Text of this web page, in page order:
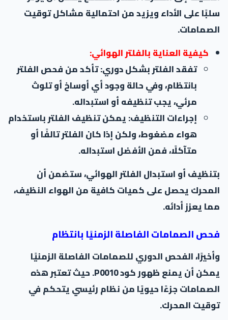
سلبًا على الأداء ويزيد من احتمالية مشاكل توقيت
الصمامات.
كيفية العناية بالفلتر الهوائي:
تفقد الفلتر بشكل دوري: تأكد من فحص الفلتر
بانتظام، وفي حالة وجود أي أوساخ أو تلوث
مرئي، يجب تنظيفه أو استبداله.
إجراءات التنظيف: يمكن تنظيف الفلتر باستخدام
هواء مضغوط، ولكن إذا كان الفلتر تالفًا أو
متآكلًا، فمن الأفضل استبداله.
بتنظيف أو استبدال الفلتر الهوائي، ستضمن أن
المحرك يحصل على كميات كافية من الهواء النظيف،
مما يعزز أدائه.
فحص الصمامات الفاصلة الزمنيًا بانتظام
وأخيرًا، الفحص الدوري للصمامات الفاصلة الزمنيًا
يمكن أن يمنع ظهور كود P0010. حيث تعتبر هذه
الصمامات جزءًا حيويًا من نظام رئيسي يتحكم في
توقيت المحرك.